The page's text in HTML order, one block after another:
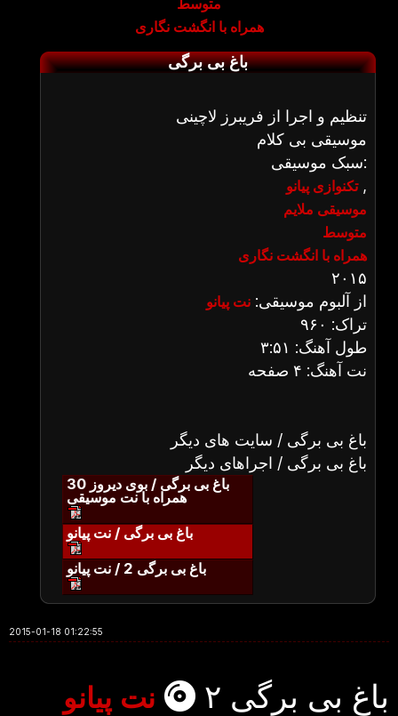
متوسط
همراه با انگشت نگاری
باغ بی برگی
تنظیم و اجرا از فریبرز لاچینی
موسیقی بی کلام
سبک موسیقی:
تکنوازی پیانو,
موسیقی ملایم
متوسط
همراه با انگشت نگاری
۲۰۱۵
از آلبوم موسیقی: نت پیانو
تراک: ۹۶۰
طول آهنگ: ۳:۵۱
نت آهنگ: ۴ صفحه
باغ بی برگی / سایت های دیگر
باغ بی برگی / اجراهای دیگر
باغ بی برگی / بوی دیروز 30
همراه با نت موسیقی
باغ بی برگی / نت پیانو
باغ بی برگی 2 / نت پیانو
2015-01-18 01:22:55
باغ بی برگی ۲ نت پیانو